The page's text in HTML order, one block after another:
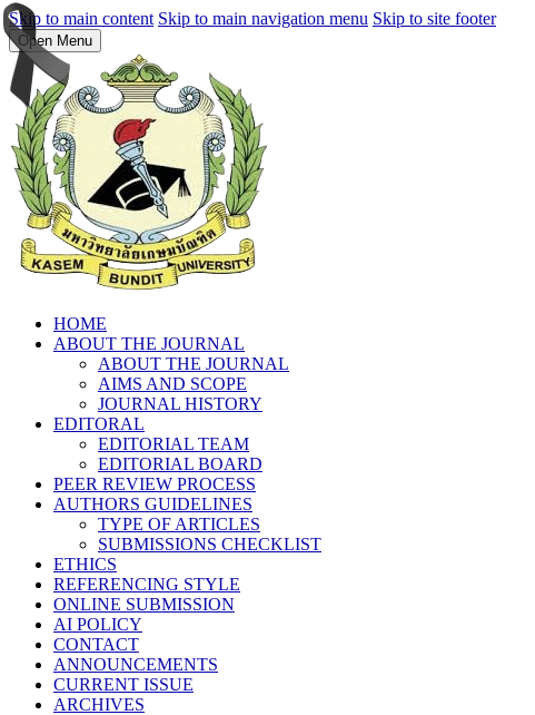
Skip to main content Skip to main navigation menu Skip to site footer
Open Menu
HOME
ABOUT THE JOURNAL
ABOUT THE JOURNAL
AIMS AND SCOPE
JOURNAL HISTORY
EDITORAL
EDITORIAL TEAM
EDITORIAL BOARD
PEER REVIEW PROCESS
AUTHORS GUIDELINES
TYPE OF ARTICLES
SUBMISSIONS CHECKLIST
ETHICS
REFERENCING STYLE
ONLINE SUBMISSION
AI POLICY
CONTACT
ANNOUNCEMENTS
CURRENT ISSUE
ARCHIVES